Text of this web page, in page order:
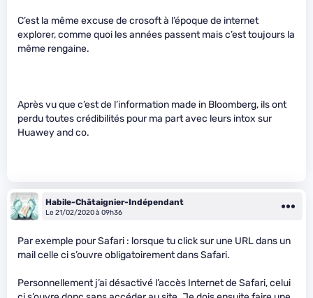
C’est la même excuse de crosoft à l’époque de internet
explorer, comme quoi les années passent mais c’est toujours la
même rengaine.
Après vu que c’est de l’information made in Bloomberg, ils ont
perdu toutes crédibilités pour ma part avec leurs intox sur
Huawey and co.
Habile-Châtaignier-Indépendant
Le 21/02/2020 à 09h36
Par exemple pour Safari : lorsque tu click sur une URL dans un
mail celle ci s’ouvre obligatoirement dans Safari.
Personnellement j’ai désactivé l’accès Internet de Safari, celui